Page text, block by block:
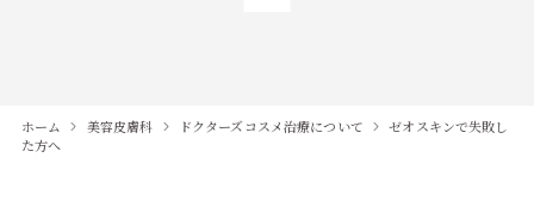
ホーム 美容皮膚科 ドクターズコスメ治療について
ゼオスキンで失敗し
た方へ